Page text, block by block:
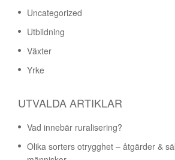
Uncategorized
Utbildning
Växter
Yrke
UTVALDA ARTIKLAR
Vad innebär ruralisering?
Olika sorters otrygghet – åtgärder &